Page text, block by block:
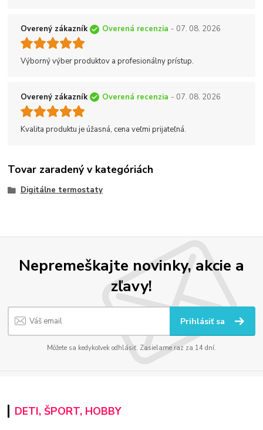
Overený zákazník Overená recenzia - 07. 08. 2026
Výborný výber produktov a profesionálny prístup.
Overený zákazník Overená recenzia - 07. 08. 2026
Kvalita produktu je úžasná, cena veľmi prijateľná.
Tovar zaradený v kategóriách
Digitálne termostaty
Nepremeškajte novinky, akcie a
zľavy!
Prihlásiť sa
Môžete sa kedykoľvek odhlásiť. Zasielame raz za 14 dní.
DETI, ŠPORT, HOBBY